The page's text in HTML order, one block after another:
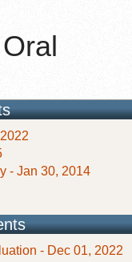
- Jan 30, 2014
- Dec 01, 2022